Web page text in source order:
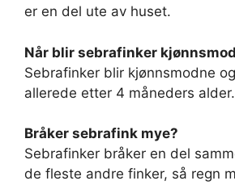
er en del ute av huset.
Når blir sebrafinker
Sebrafinker blir kjønnsmodne
allerede etter 4 måneders alder.
Bråker sebrafink mye?
Sebrafinker bråker en del
de fleste andre finker, så regn